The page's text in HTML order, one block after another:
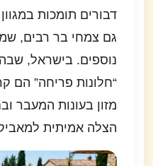
דבורים תומכות
גם צמחי בר רבים,
נוספים. בישראל,
“חלונות פריחה” הם
מזון בעונות המעבר
הצלה אמיתית